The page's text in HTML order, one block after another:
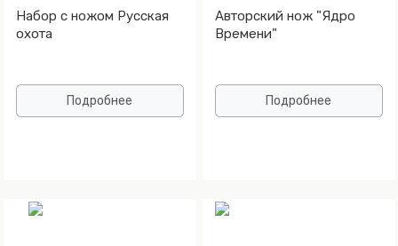
Набор с ножом Русская
охота
Подробнее
Авторский нож "Ядро
Времени"
Подробнее